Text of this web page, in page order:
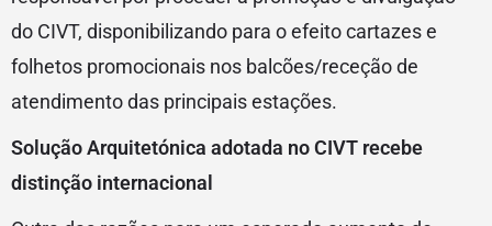
do CIVT, disponibilizando para o efeito cartazes e
folhetos promocionais nos balcões/receção de
atendimento das principais estações.
Solução Arquitetónica adotada no CIVT recebe
distinção internacional